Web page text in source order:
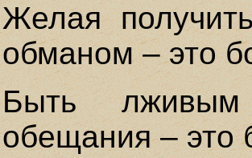
Желая
обманом – это
Быть
обещания – это